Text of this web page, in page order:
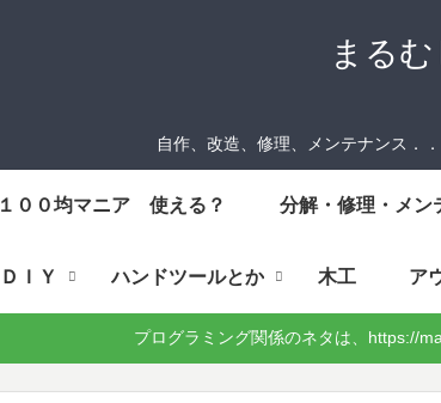
まる
自作、改造、修理、メンテナンス．
１００均マニア 使える？ 分解・修理・メン
ＤＩＹ ハンドツールとか 木工 ア
プログラミング関係のネタは、https://